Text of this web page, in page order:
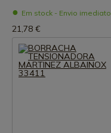
Em stock - Envio imediato
21,78 €